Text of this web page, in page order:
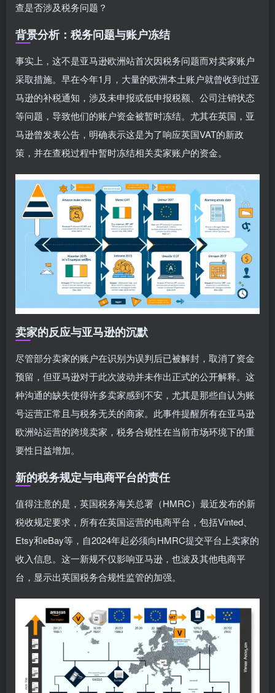
查是否涉及税务问题？
背景分析：税务问题与账户冻结
事实上，这不是亚马逊欧洲站首次因税务问题而对卖家账户
采取措施。早在今年1月，大量的欧洲本土账户就曾收到过亚
马逊的补税通知，涉及未申报或低申报税额、公司注销状态
等问题，导致他们的账户资金被暂时冻结。尤其在英国，亚
马逊曾发表公告，明确表示这是为了响应英国VAT的新政
策，并在查税过程中暂时冻结相关卖家账户的资金。
卖家的反应与亚马逊的沉默
尽管部分卖家的账户在识别为误判后已被解封，取消了资金
预留，但亚马逊对于此次波动并未作出正式的公开解释。这
种沟通的缺失使得许多卖家感到不安，尤其是那些自认为账
号运营正常且与税务无关的商家。此事件提醒所有在亚马逊
欧洲站运营的跨境卖家，税务合规性在当前市场环境下的重
要性日益增加。
新的税务规定与电商平台的责任
值得注意的是，英国税务海关总署（HMRC）最近发布的新
税收规定要求，所有在英国运营的电商平台，包括Vinted、
Etsy和eBay等，自2024年起必须向HMRC提交平台上卖家的
收入信息。这一新规不仅影响亚马逊，也波及其他电商平
台，显示出英国税务合规性监管的加强。